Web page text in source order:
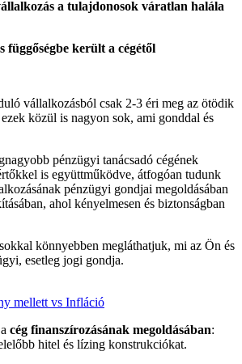
a tulajdonosok váratlan halála
függőségbe került a cégétől
vállalkozásból csak 2-3 éri meg az ötödik
közül is nagyon sok, ami gonddal és
pénzügyi tanácsadó cégének
is együttműködve, átfogóan tudunk
pénzügyi gondjai megoldásában
ahol kényelmesen és biztonságban
könnyebben megláthatjuk, mi az Ön és
esetleg jogi gondja.
mellett vs Infláció
cég finanszírozásának megoldásában:
hitel és lízing konstrukciókat.